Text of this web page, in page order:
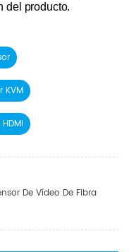
del producto.
KVM
De Vídeo De Fibra